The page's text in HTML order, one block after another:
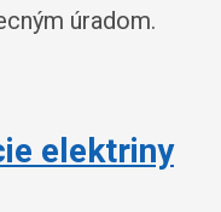
úradom.
elektriny